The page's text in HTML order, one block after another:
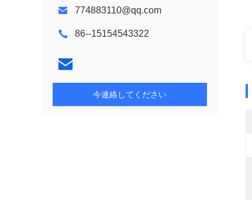
774883110@qq.com
86--15154543322
今連絡してください